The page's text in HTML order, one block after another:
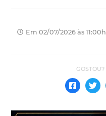
Em 02/07/2026 às 11:00h